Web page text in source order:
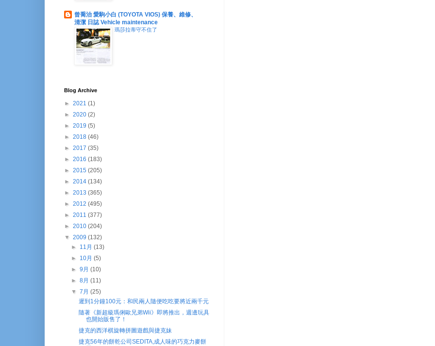
曾喬治 愛駒小白 (TOYOTA VIOS) 保養、維修、
清潔 日誌 Vehicle maintenance
瑪莎拉蒂守不住了
Blog Archive
► 2021 (1)
► 2020 (2)
► 2019 (5)
► 2018 (46)
► 2017 (35)
► 2016 (183)
► 2015 (205)
► 2014 (134)
► 2013 (365)
► 2012 (495)
► 2011 (377)
► 2010 (204)
▼ 2009 (132)
► 11月(13)
► 10月(5)
►9月(10)
►8月(11)
▼7月(25)
遲到1分鐘100元：和民兩人隨便吃吃要將近兩千元
隨著《新超級瑪俐歐兄弟Wii》即將推出，週邊玩具
也開始販售了！
捷克的西洋棋旋轉拼圖遊戲與捷克妹
捷克56年的餅乾公司SEDITA,成人味的巧克力麥餅